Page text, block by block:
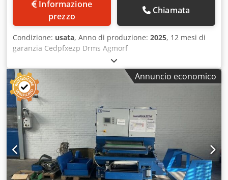
prezzo
Chiamata
Condizione: usata, Anno di produzione: 2025, 12 mesi di
garanzia Cedpfxezp Drms Agmorf
Annuncio economico